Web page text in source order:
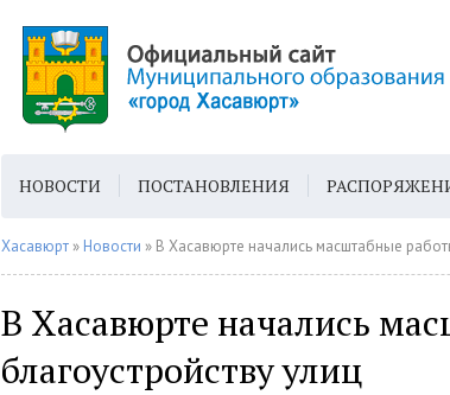
НОВОСТИ ПОСТАНОВЛЕНИЯ
ГОРОДСКАЯ СРЕДА ГЕН. ПЛАН
Хасавюрт » Новости » В Хасавюрте начались масштабные
В Хасавюрте начались
благоустройству улиц